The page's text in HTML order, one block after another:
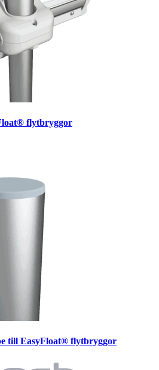
flytbryggor
till EasyFloat® flytbryggor